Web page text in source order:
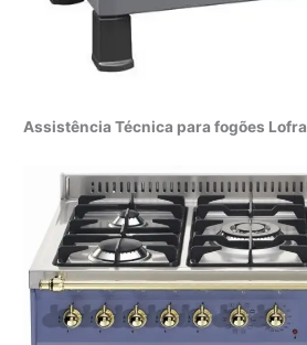
Assistência Técnica para fogões Lofra